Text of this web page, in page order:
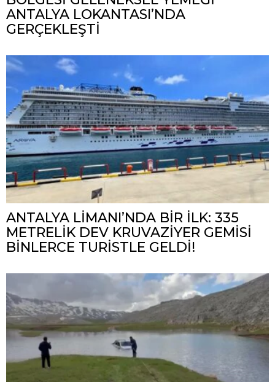
ANTALYA LOKANTASI’NDA
GERÇEKLEŞTİ
ANTALYA LİMANI’NDA BİR İLK: 335
METRELİK DEV KRUVAZİYER GEMİSİ
BİNLERCE TURİSTLE GELDİ!